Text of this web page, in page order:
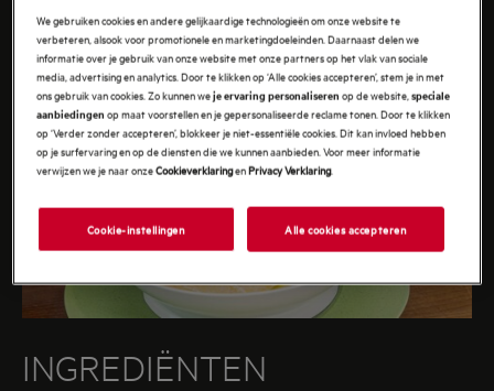
INGREDIËNTEN
We gebruiken cookies en andere gelijkaardige technologieën om onze website te
verbeteren, alsook voor promotionele en marketingdoeleinden. Daarnaast delen we
informatie over je gebruik van onze website met onze partners op het vlak van sociale
media, advertising en analytics. Door te klikken op ‘Alle cookies accepteren’, stem je in met
ons gebruik van cookies. Zo kunnen weje ervaring personaliseren op de website,speciale
aanbiedingen op maat voorstellen en je gepersonaliseerde reclame tonen. Door te klikken
op ‘Verder zonder accepteren’, blokkeer je niet-essentiële cookies. Dit kan invloed hebben
op je surfervaring en op de diensten die we kunnen aanbieden. Voor meer informatie
verwijzen we je naar onzeCookieverklaringenPrivacy Verklaring.
Cookie-instellingen Alle cookies accepteren